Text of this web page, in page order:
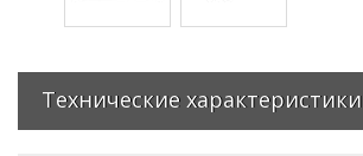
Технические характеристики